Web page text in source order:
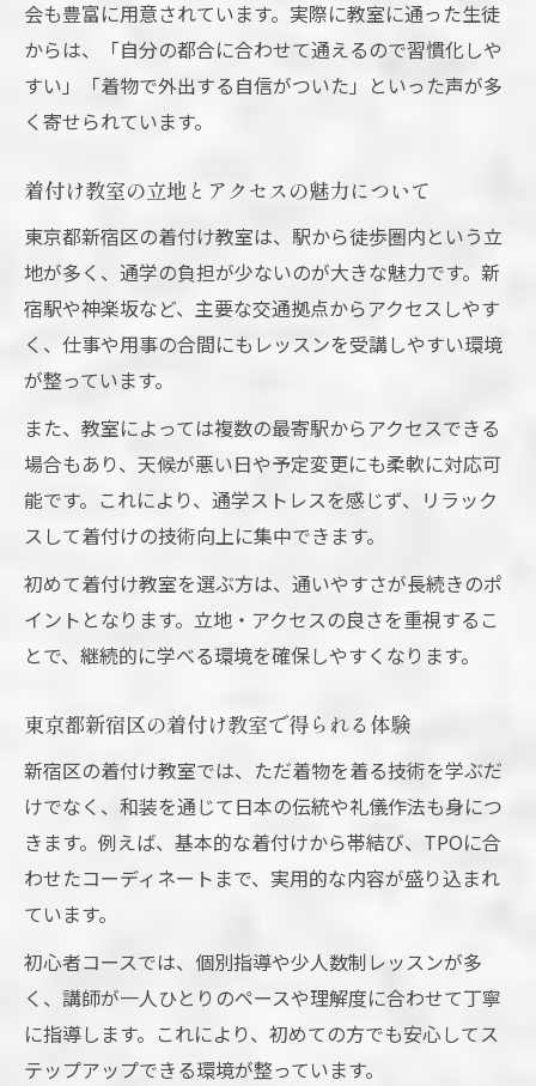
会も豊富に用意されています。実際に教室に通った生徒
からは、「自分の都合に合わせて通えるので習慣化しや
すい」「着物で外出する自信がついた」といった声が多
く寄せられています。
着付け教室の立地とアクセスの魅力について
東京都新宿区の着付け教室は、駅から徒歩圏内という立
地が多く、通学の負担が少ないのが大きな魅力です。新
宿駅や神楽坂など、主要な交通拠点からアクセスしやす
く、仕事や用事の合間にもレッスンを受講しやすい環境
が整っています。
また、教室によっては複数の最寄駅からアクセスできる
場合もあり、天候が悪い日や予定変更にも柔軟に対応可
能です。これにより、通学ストレスを感じず、リラック
スして着付けの技術向上に集中できます。
初めて着付け教室を選ぶ方は、通いやすさが長続きのポ
イントとなります。立地・アクセスの良さを重視するこ
とで、継続的に学べる環境を確保しやすくなります。
東京都新宿区の着付け教室で得られる体験
新宿区の着付け教室では、ただ着物を着る技術を学ぶだ
けでなく、和装を通じて日本の伝統や礼儀作法も身につ
きます。例えば、基本的な着付けから帯結び、TPOに合
わせたコーディネートまで、実用的な内容が盛り込まれ
ています。
初心者コースでは、個別指導や少人数制レッスンが多
く、講師が一人ひとりのペースや理解度に合わせて丁寧
に指導します。これにより、初めての方でも安心してス
テップアップできる環境が整っています。